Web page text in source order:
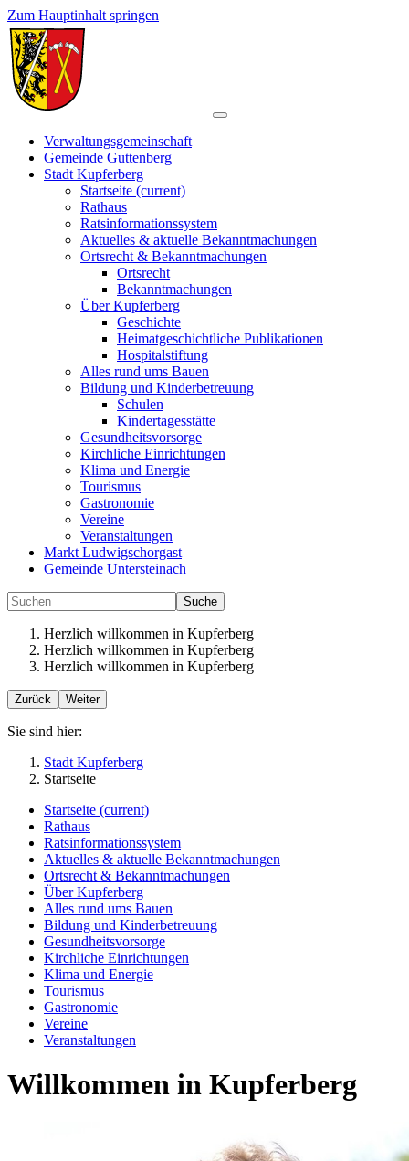
Zum Hauptinhalt springen
Verwaltungsgemeinschaft
Gemeinde Guttenberg
Stadt Kupferberg
Startseite (current)
Rathaus
Ratsinformationssystem
Aktuelles & aktuelle Bekanntmachungen
Ortsrecht & Bekanntmachungen
Ortsrecht
Bekanntmachungen
Über Kupferberg
Geschichte
Heimatgeschichtliche Publikationen
Hospitalstiftung
Alles rund ums Bauen
Bildung und Kinderbetreuung
Schulen
Kindertagesstätte
Gesundheitsvorsorge
Kirchliche Einrichtungen
Klima und Energie
Tourismus
Gastronomie
Vereine
Veranstaltungen
Markt Ludwigschorgast
Gemeinde Untersteinach
Suche
Herzlich willkommen in Kupferberg
Herzlich willkommen in Kupferberg
Herzlich willkommen in Kupferberg
Zurück Weiter
Sie sind hier:
Stadt Kupferberg
Startseite
Startseite (current)
Rathaus
Ratsinformationssystem
Aktuelles & aktuelle Bekanntmachungen
Ortsrecht & Bekanntmachungen
Über Kupferberg
Alles rund ums Bauen
Bildung und Kinderbetreuung
Gesundheitsvorsorge
Kirchliche Einrichtungen
Klima und Energie
Tourismus
Gastronomie
Vereine
Veranstaltungen
Willkommen in Kupferberg